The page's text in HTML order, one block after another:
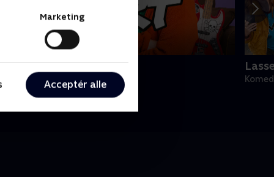
Marketing
Acceptér alle
(dansk tale)
• 1 sæsoner